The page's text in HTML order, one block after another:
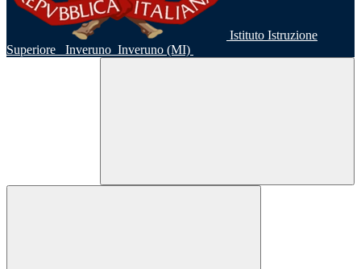
Istituto Istruzione
Superiore
Inveruno Inveruno (MI)